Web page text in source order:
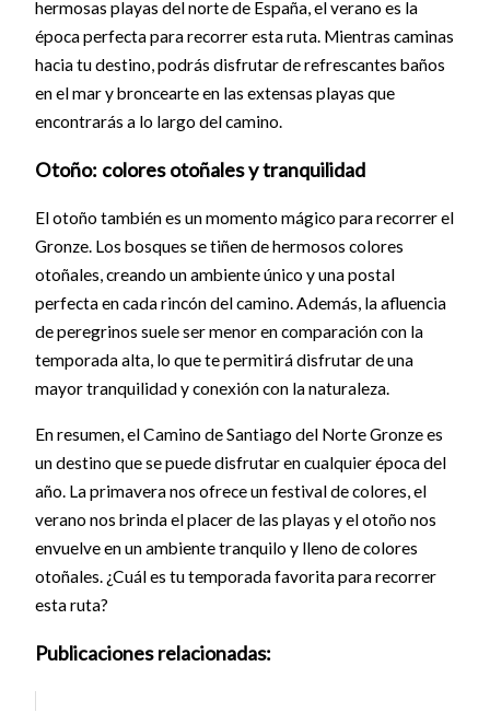
hermosas playas del norte de España, el verano es la
época perfecta para recorrer esta ruta. Mientras caminas
hacia tu destino, podrás disfrutar de refrescantes baños
en el mar y broncearte en las extensas playas que
encontrarás a lo largo del camino.
Otoño: colores otoñales y tranquilidad
El otoño también es un momento mágico para recorrer el
Gronze. Los bosques se tiñen de hermosos colores
otoñales, creando un ambiente único y una postal
perfecta en cada rincón del camino. Además, la afluencia
de peregrinos suele ser menor en comparación con la
temporada alta, lo que te permitirá disfrutar de una
mayor tranquilidad y conexión con la naturaleza.
En resumen, el Camino de Santiago del Norte Gronze es
un destino que se puede disfrutar en cualquier época del
año. La primavera nos ofrece un festival de colores, el
verano nos brinda el placer de las playas y el otoño nos
envuelve en un ambiente tranquilo y lleno de colores
otoñales. ¿Cuál es tu temporada favorita para recorrer
esta ruta?
Publicaciones relacionadas: